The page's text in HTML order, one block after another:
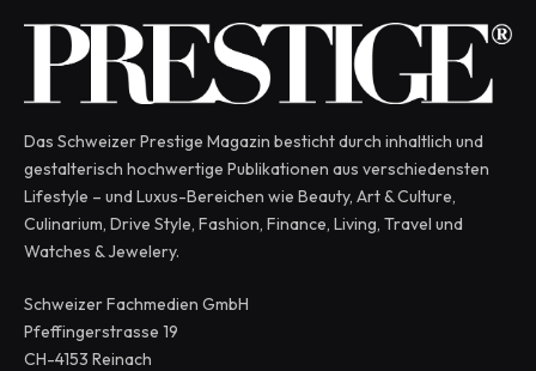
Das Schweizer Prestige Magazin besticht durch inhaltlich und
gestalterisch hochwertige Publikationen aus verschiedensten
Lifestyle – und Luxus-Bereichen wie Beauty, Art & Culture,
Culinarium, Drive Style, Fashion, Finance, Living, Travel und
Watches & Jewelery.
Schweizer Fachmedien GmbH
Pfeffingerstrasse 19
CH-4153 Reinach